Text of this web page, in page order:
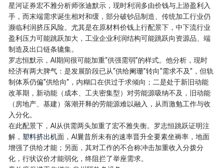
星河证券宏不雅分析师张迪默示，现时利润多由价钱与上游盈利入
手，而末端需求诞生相对和缓，部分破钞品制造、传统加工行业仍
濒临利润挤压风险。尤其是在原材料价钱上行配景下，中下流行业
盈利压力可能跳跃加大，工业企业利润结构可能跳跃向资源品、端
制造及出口链条辘集。
罗志恒默示，AI期间很可能加重“供强需弱”的样式。他分析，现时
经济有两大脾气：是发展阶段已从“供给阑珊”转向“需求不及”，但轨
制体系仍偏“供给向”，内糊口在供过于求倾向；二是处于新旧动能
改革期，新动能（成本、工夫密集型）对劳能源吸纳不及，旧动能
（房地产、基建）落潮开释的劳能源难以融入，从而激勉工作与收
入分化。
在此配景下，AI从供需两头加重了宏不雅失衡。罗志恒跳跃证明注
解， 塑料挤出机面，AI曩昔所未有的速率晋升全要素坐褥率，地面
增强了供给才能；另面，其对工作的不合称冲击加重收入分拨分
化，行状议价才能弱化，终阻拦了举座需求。